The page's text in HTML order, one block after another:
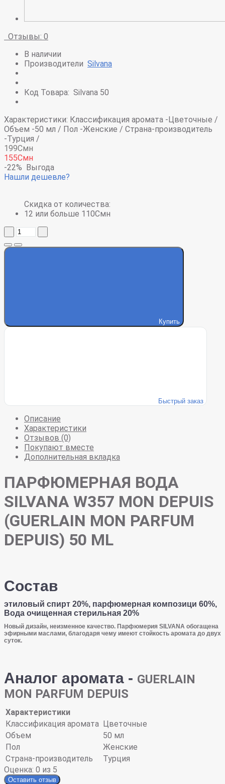
Отзывы: 0
В наличии
Производители Silvana
Код Товара: Silvana 50
Характеристики: Классификация аромата -Цветочные /
Объем -50 мл / Пол -Женские / Страна-производитель
-Турция /
199Смн
155Смн
-22% Выгода
Нашли дешевле?
Скидка от количества:
12 или больше 110Смн
Купить
Быстрый заказ
Описание
Характеристики
Отзывов (0)
Покупают вместе
Дополнительная вкладка
ПАРФЮМЕРНАЯ ВОДА
SILVANA W357 MON DEPUIS
(GUERLAIN MON PARFUM
DEPUIS) 50 ML
Состав
этиловый спирт 20%, парфюмерная композици 60%,
Вода очищенная стерильная 20%
Новый дизайн, неизменное качество. Парфюмерия SILVANA обогащена
эфирными маслами, благодаря чему имеют стойкость аромата до двух
суток.
Аналог аромата - GUERLAIN
MON PARFUM DEPUIS
Характеристики
Классификация аромата Цветочные
Объем
50 мл
Пол
Женские
Страна-производитель
Турция
Оценка: 0 из 5
Оставить отзыв